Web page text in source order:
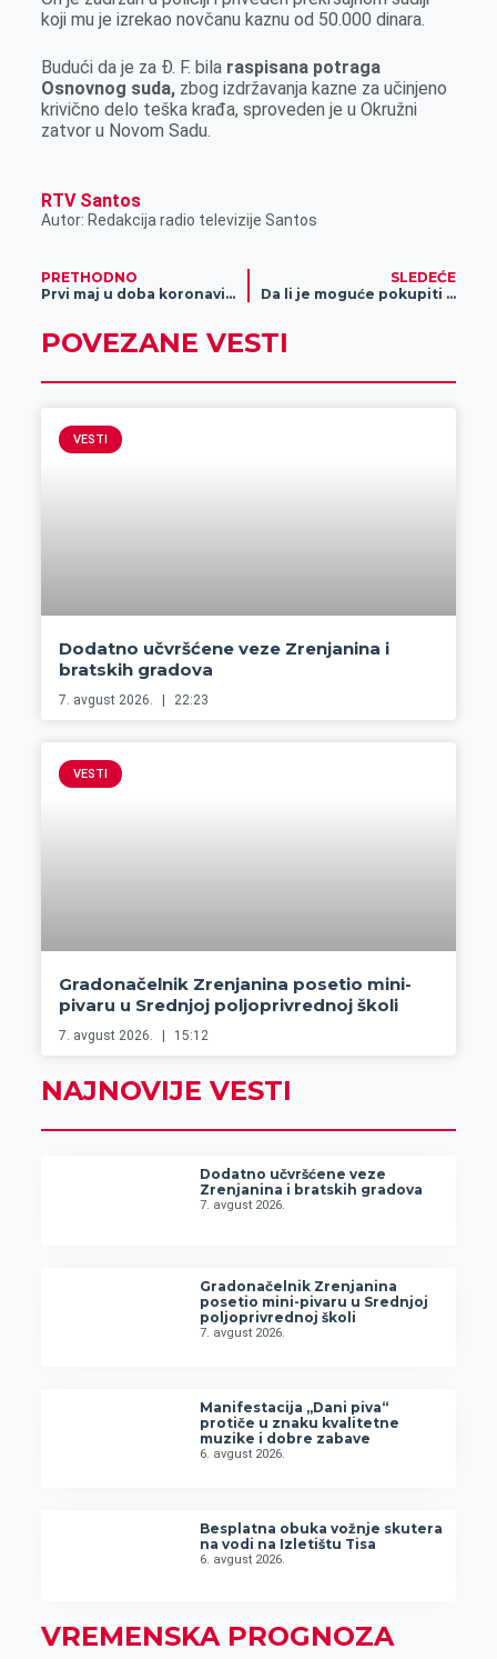
koji mu je izrekao novčanu kaznu od 50.000 dinara.
Budući da je za Đ. F. bila raspisana potraga
Osnovnog suda,zbog izdržavanja kazne za učinjeno
krivično delo teška krađa, sproveden je u Okružni
zatvor u Novom Sadu.
RTV Santos
Autor: Redakcija radio televizije Santos
PRETHODNO
Prvi maj u doba koronavirusa
SLEDEĆE
Da li je moguće pokupiti koronavirus sa novčanica?
POVEZANE VESTI
VESTI
Dodatno učvršćene veze Zrenjanina i
bratskih gradova
7. avgust 2026. 22:23
VESTI
Gradonačelnik Zrenjanina posetio mini-
pivaru u Srednjoj poljoprivrednoj školi
7. avgust 2026. 15:12
NAJNOVIJE VESTI
Dodatno učvršćene veze
Zrenjanina i bratskih gradova
7. avgust 2026.
Gradonačelnik Zrenjanina
posetio mini-pivaru u Srednjoj
poljoprivrednoj školi
7. avgust 2026.
Manifestacija „Dani piva“
protiče u znaku kvalitetne
muzike i dobre zabave
6. avgust 2026.
Besplatna obuka vožnje skutera
na vodi na Izletištu Tisa
6. avgust 2026.
VREMENSKA PROGNOZA